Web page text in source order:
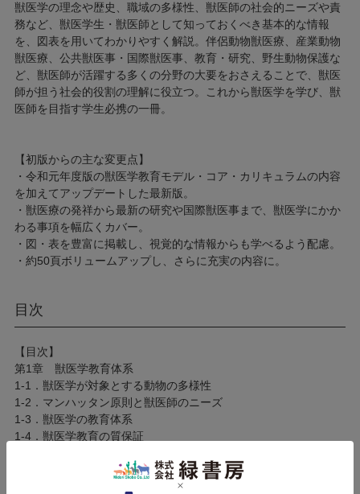
獣医学の理念や歴史、職域の多様性、獣医師の社会的ニーズや責
務など、獣医学生・獣医師として知っておくべき基本的な情報
を、図表を用いてわかりやすく解説。伴侶動物獣医療、産業動物
獣医療、公共獣医事・国際獣医事、教育・研究、野生動物保護な
ど、獣医師が活躍する多くの分野の大要をおさえることで、獣医
師が担う社会的役割の理解に役立つ。これから獣医学を学び、獣
医師を目指す学生必携の一冊。
【初版からの主な変更点】
・令和元年度版の獣医学教育モデル・コア・カリキュラムの内容
を加えてアップデートした最新版。
・獣医療の発祥から最新の研究や国際獣医事まで、獣医学にかか
わる事項を幅広くカバー。
・図・表を豊富に掲載し、視覚的な情報からも学べるよう配慮。
・約50頁ボリュームアップし、さらに充実の内容に。
目次
【目次】
第1章 獣医学教育体系
1-1．獣医学が対象とする動物の多様性
1-2．マンハッタン原則と獣医師のニーズ
1-3．獣医学の教育体系
1-4．獣医学教育の質保証